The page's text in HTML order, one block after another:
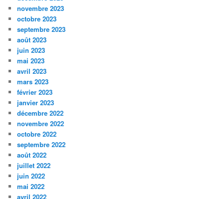
novembre 2023
octobre 2023
septembre 2023
août 2023
juin 2023
mai 2023
avril 2023
mars 2023
février 2023
janvier 2023
décembre 2022
novembre 2022
octobre 2022
septembre 2022
août 2022
juillet 2022
juin 2022
mai 2022
avril 2022